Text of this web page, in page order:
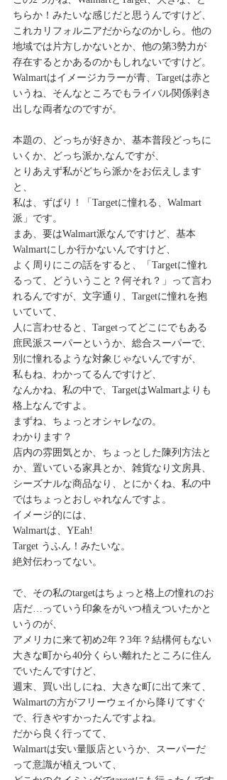
ちらか！みたいな感じだと思うんですけど、
これカリフォルニアだからなのかしら。他の
地域では片方しかないとか、他の第3勢力が
存在するとかあるのかもしれないですけど。
Walmartはイメージカラーが青、Targetは赤と
いうね、そんなところでもライバル関係剥き
出しな両者なのですが。
本題の、どっちが好きか、基本普段どっちに
いくか、どっち派か,なんですが、
とりあえず私がどちら派かをお伝えします
と、
私は、ずばり！「Targetに憧れる、Walmart
派」です。
まあ、要はWalmart派なんですけど、基本
Walmartにしか行かないんですけど、
よく周りにこの話をすると、「Targetに憧れ
るって、どういうこと？何それ？」って言わ
れるんですが、文字通り、Targetに憧れを抱
いていて、
人に言わせると、Targetってどこにでもある
庶民派スーパーというか、総合スーパーで、
別に憧れるような対象じゃないんですが、
私もね、わかってるんですけど、
なんかね、私の中で、TargetはWalmartよりも
格上なんですよ。
まずね、ちょっとオシャレなの。
わかります？
店内の雰囲気とか、ちょっとした陳列方法と
か、置いている家具とか、雑貨なり文房具、
シーズナルな商品なり、とにかくね、私の中
ではちょっとおしゃれなんですよ。
イメージ的には、
Walmartは、YEah!
Target うふん！みたいな。
絶対伝わってない。
で、その私のtargetはちょっと格上の憧れのお
店だ…っていう印象をがいつ植えついたかと
いうのが、
アメリカに来て初め2年？3年？結構何もない
大きな町から40分くらい離れたところに住ん
でいたんですけど、
週末、買い出しにね、大きな町に出て来て、
Walmartの方がフリーウェイから降りてすぐ
で、行きやすかったんですよね。
だから良く行ってて、
Walmartは安い量販店というか、スーパーだ
って意識が植えついて、